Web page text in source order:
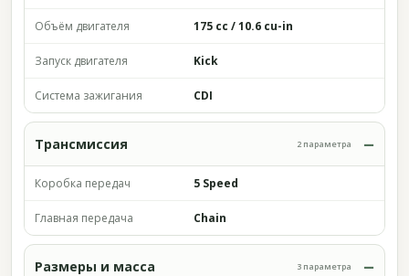
Объём двигателя 175 cc / 10.6 cu-in
Запуск двигателя Kick
Система зажигания CDI
Трансмиссия 2 параметра
Коробка передач 5 Speed
Главная передача Chain
Размеры и масса 3 параметра